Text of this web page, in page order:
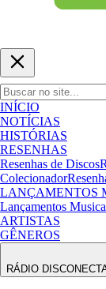
INÍCIO
NOTÍCIAS
HISTÓRIAS
RESENHAS
Resenhas de Discos
Colecionador
LANÇAMENTOS
Lançamentos
ARTISTAS
GÊNEROS
RÁDIO